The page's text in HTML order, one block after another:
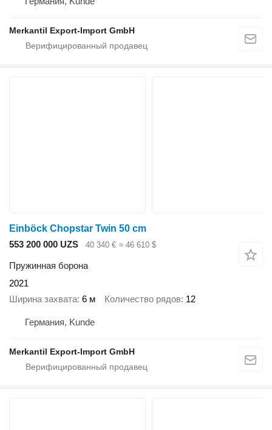
Merkantil Export-Import GmbH
Einböck Chopstar Twin 50 cm
553 200 000 UZS
40 340 € ≈ 46 610 $
Пружинная борона
2021
Ширина захвата 6 м Количество рядов 12
Германия, Kunde
Merkantil Export-Import GmbH